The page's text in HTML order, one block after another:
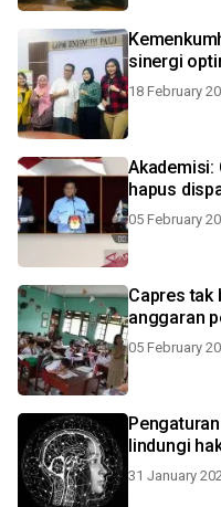
sinergi
18 February
Akademisi:
hapus
05 February
Capres tak
anggaran
05 February
lindungi
31 January